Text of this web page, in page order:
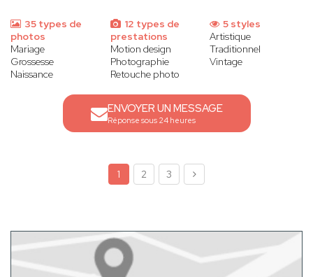
35 types de
photos
Mariage
Grossesse
Naissance
12 types de
prestations
Motion design
Photographie
Retouche photo
5 styles
Artistique
Traditionnel
Vintage
ENVOYER UN MESSAGE
Réponse sous 24 heures
1 2 3